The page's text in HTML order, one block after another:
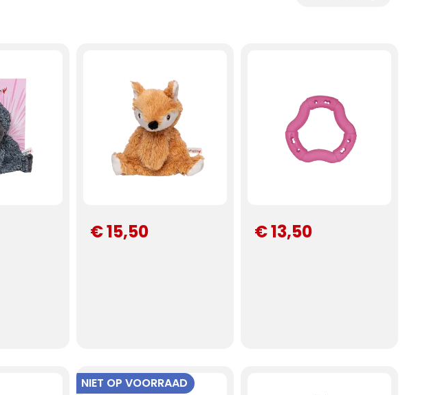
€ 15,50 € 13,50
NIET OP VOORRAAD